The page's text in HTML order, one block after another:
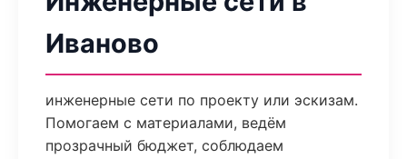
Иваново
инженерные сети по проекту или эскизам.
Помогаем с материалами, ведём
прозрачный бюджет, соблюдаем